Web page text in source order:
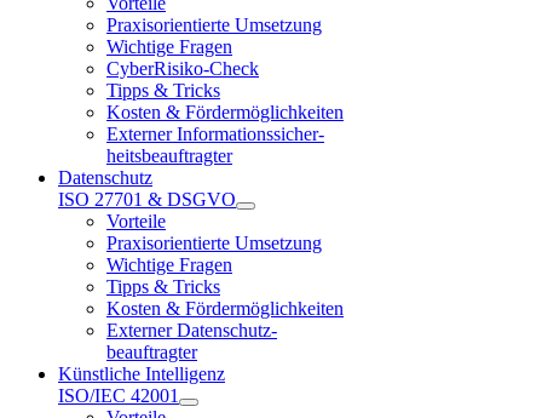
Praxisorientierte Umsetzung
Wichtige Fragen
CyberRisiko-Check
Tipps & Tricks
Kosten & Fördermöglichkeiten
Externer Informationssicher-
heitsbeauftragter
Datenschutz
ISO 27701 & DSGVO
Vorteile
Praxisorientierte Umsetzung
Wichtige Fragen
Tipps & Tricks
Kosten & Fördermöglichkeiten
Externer Datenschutz-
beauftragter
Künstliche Intelligenz
ISO/IEC 42001